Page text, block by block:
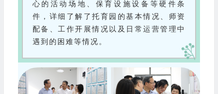
心的活动场地、保育设施设备等硬件条
件，详细了解了托育园的基本情况、师资
配备、工作开展情况以及日常运营管理中
遇到的困难等情况。